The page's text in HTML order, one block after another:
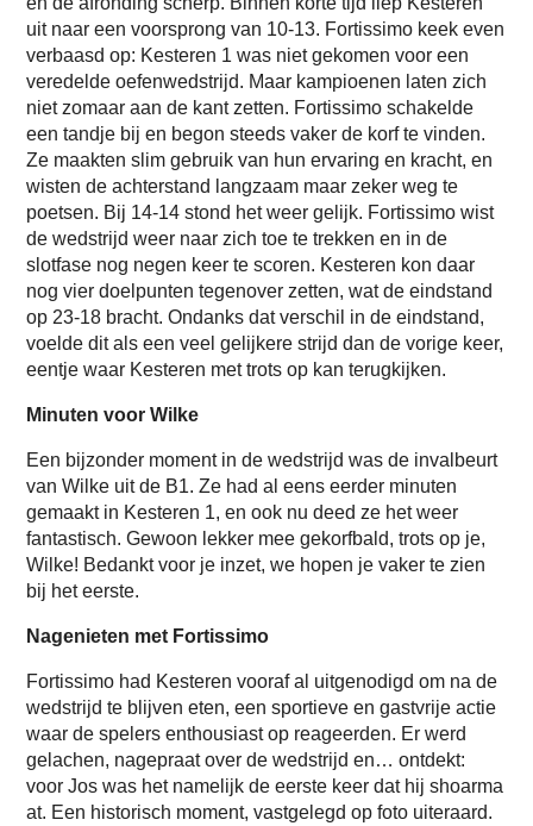
uit naar een voorsprong van 10-13. Fortissimo keek even
verbaasd op: Kesteren 1 was niet gekomen voor een
veredelde oefenwedstrijd. Maar kampioenen laten zich
niet zomaar aan de kant zetten. Fortissimo schakelde
een tandje bij en begon steeds vaker de korf te vinden.
Ze maakten slim gebruik van hun ervaring en kracht, en
wisten de achterstand langzaam maar zeker weg te
poetsen. Bij 14-14 stond het weer gelijk. Fortissimo wist
de wedstrijd weer naar zich toe te trekken en in de
slotfase nog negen keer te scoren. Kesteren kon daar
nog vier doelpunten tegenover zetten, wat de eindstand
op 23-18 bracht. Ondanks dat verschil in de eindstand,
voelde dit als een veel gelijkere strijd dan de vorige keer,
eentje waar Kesteren met trots op kan terugkijken.
Minuten voor Wilke
Een bijzonder moment in de wedstrijd was de invalbeurt
van Wilke uit de B1. Ze had al eens eerder minuten
gemaakt in Kesteren 1, en ook nu deed ze het weer
fantastisch. Gewoon lekker mee gekorfbald, trots op je,
Wilke! Bedankt voor je inzet, we hopen je vaker te zien
bij het eerste.
Nagenieten met Fortissimo
Fortissimo had Kesteren vooraf al uitgenodigd om na de
wedstrijd te blijven eten, een sportieve en gastvrije actie
waar de spelers enthousiast op reageerden. Er werd
gelachen, nagepraat over de wedstrijd en… ontdekt:
voor Jos was het namelijk de eerste keer dat hij shoarma
at. Een historisch moment, vastgelegd op foto uiteraard.